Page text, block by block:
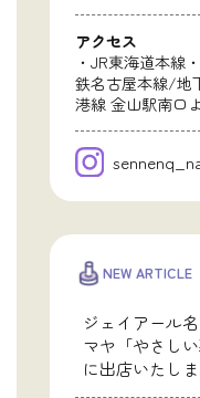
アクセス
・JR東海道本線
鉄名古屋本線/地
港線 金山駅南口
NEW ARTICLE
ジェイアール
マヤ「やさしい
に出店いたしま